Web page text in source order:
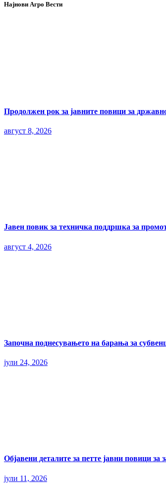
Најнови Агро Вести
Продолжен рок за јавните повици за
август 8, 2026
Јавен повик за техничка поддршка за
август 4, 2026
Започна поднесувањето на барања за
јули 24, 2026
Објавени деталите за петте јавни повици
јули 11, 2026